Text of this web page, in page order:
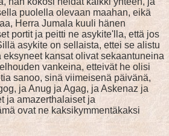
puolella olevaan maahan, eikä
Herra Jumala kuuli hänen
portit ja peitti ne asykite'lla, että jos
asykite on sellaista, ettei se alistu
kansat olivat sekaantuneina
vankeina, etteivät he olisi
sanoo, sinä viimeisenä päivänä,
ja Anug ja Agag, ja Askenaz ja
ja amazerthalaiset ja
ovat ne kaksikymmentäkaksi